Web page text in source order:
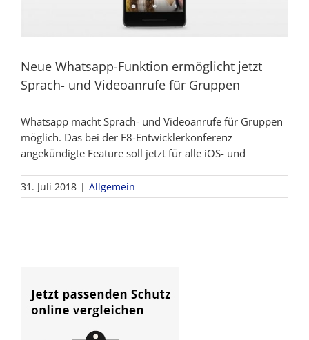
Neue Whatsapp-Funktion ermöglicht jetzt
Sprach- und Videoanrufe für Gruppen
Whatsapp macht Sprach- und Videoanrufe für Gruppen
möglich. Das bei der F8-Entwicklerkonferenz
angekündigte Feature soll jetzt für alle iOS- und
31. Juli 2018 | Allgemein